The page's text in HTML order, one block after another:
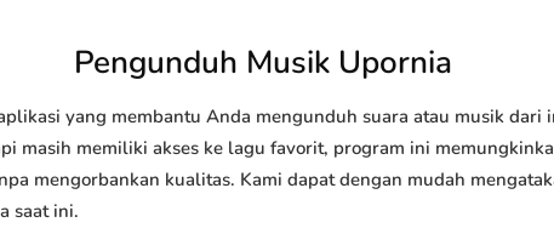
Pengunduh Musik Upornia
yang membantu Anda mengunduh suara atau musik dari
masih memiliki akses ke lagu favorit, program ini
mengorbankan kualitas. Kami dapat dengan mudah
saat ini.